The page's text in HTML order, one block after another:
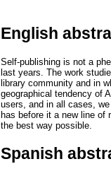
English
Self-publishing is not a
last years. The work
library community and in
geographical tendency of
users, and in all cases,
has before it a new line
the best way possible.
Spanish